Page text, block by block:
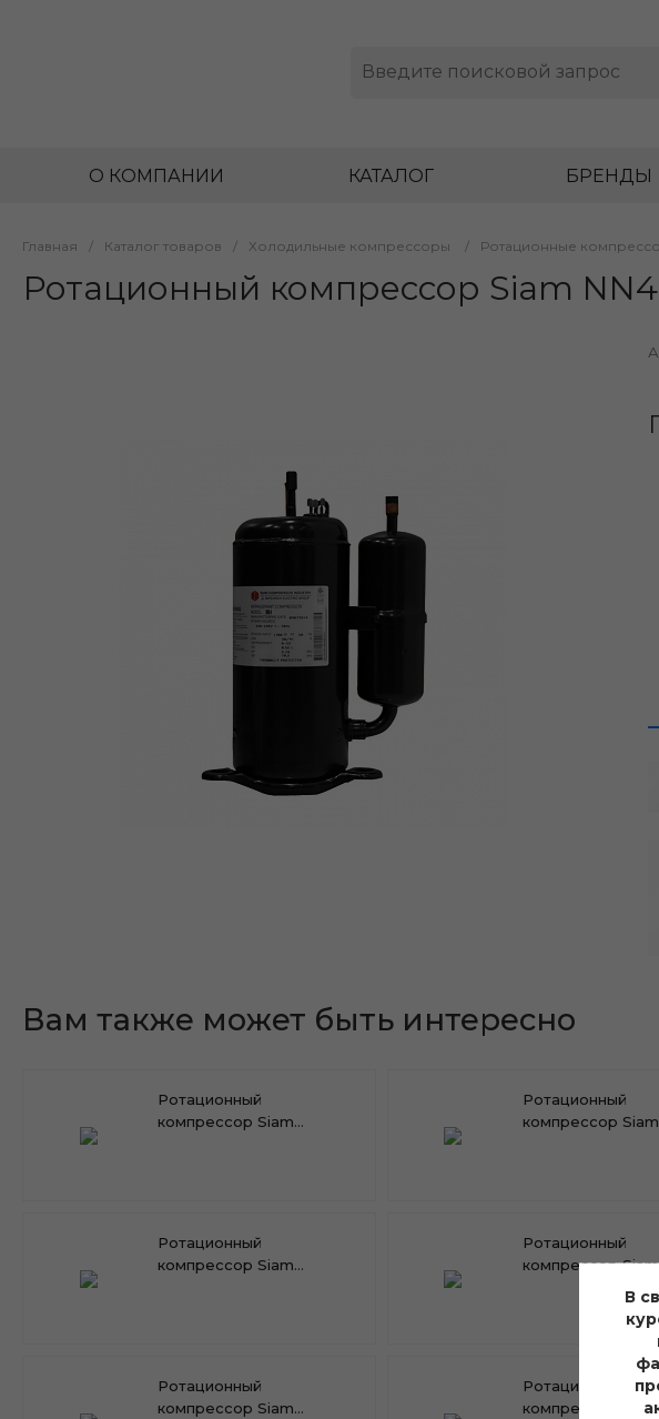
О КОМПАНИИ КАТАЛОГ БРЕНДЫ
Главная / Каталог товаров / Холодильные компрессоры / Ротационные
Ротационный компрессор Siam
Вам также может быть интересно
Ротационный
компрессор Siam
Ротационный
компрессор Siam
Ротационный
компрессор Siam
Ротационный
компрессор Siam
Ротационный
компрессор Siam
Ротационный
компрессор Siam
В